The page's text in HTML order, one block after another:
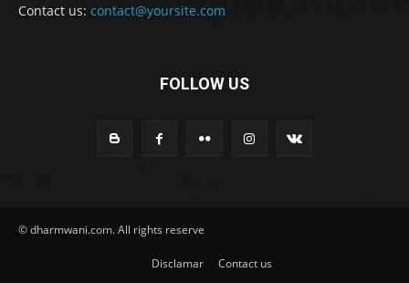
Contact us: contact@yoursite.com
FOLLOW US
© dharmwani.com. All rights reserve
Disclamar Contact us